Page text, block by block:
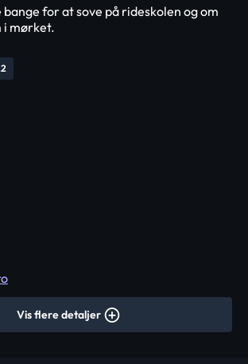
for at sove på rideskolen og om
i mørket.
Vis flere detaljer